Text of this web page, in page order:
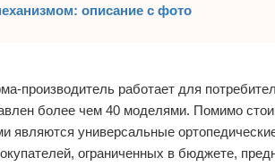
описание с фото
производитель работает для
более чем 40 моделями. Помимо
универсальные
ограниченных в бюджете,